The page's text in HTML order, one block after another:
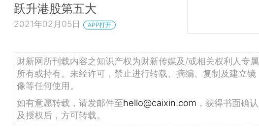
跃升港股第五大
2021年02月05日 APP打开
财新网所刊载内容之知识产权为财新传媒及/或相关权利人专属
所有或持有。未经许可，禁止进行转载、摘编、复制及建立镜
像等任何使用。
如有意愿转载，请发邮件至hello@caixin.com ，获得书面确认
及授权后，方可转载。